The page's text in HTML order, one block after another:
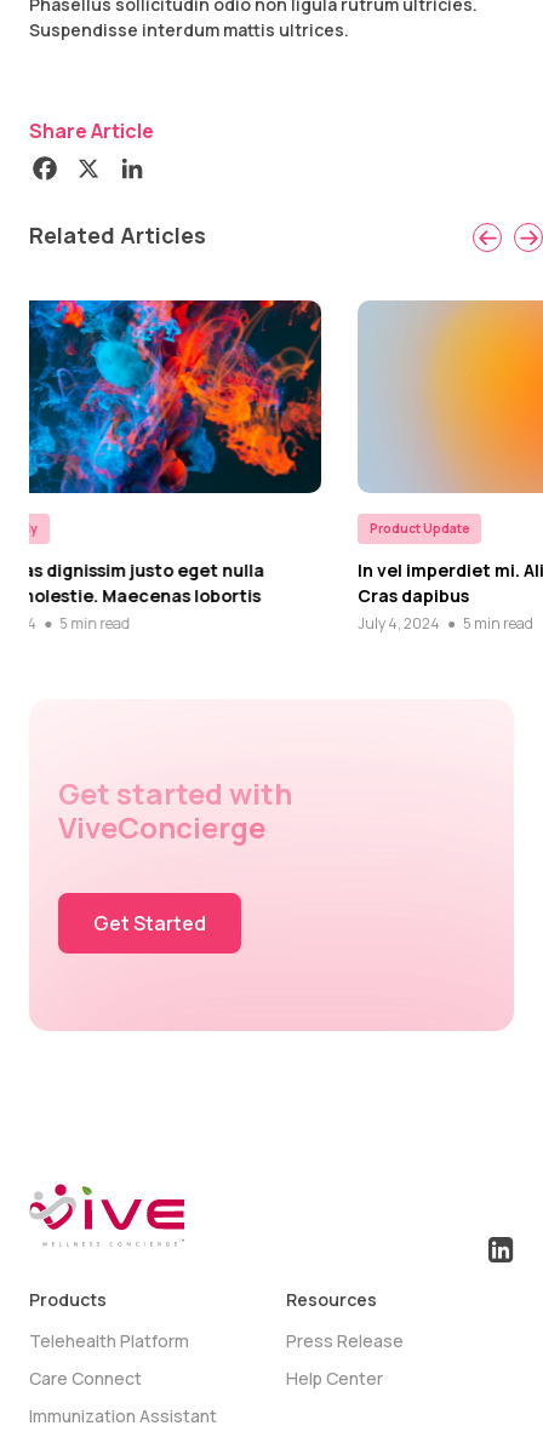
Share Article
Suspendisse interdum mattis ultrices.
Related Articles
In vel imperdiet mi. Aliquam erat volutpat.
Cras dapibus
July 4, 2024
Product
Lorem
July 4, 2024
Get started with
ViveConcierge
Get Started
Products
Telehealth Platform
Care Connect
Immunization Assistant
Resources
Press Release
Help Center